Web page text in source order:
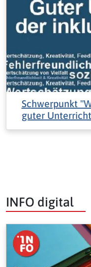
Schwerpunkt
guter
INFO digital